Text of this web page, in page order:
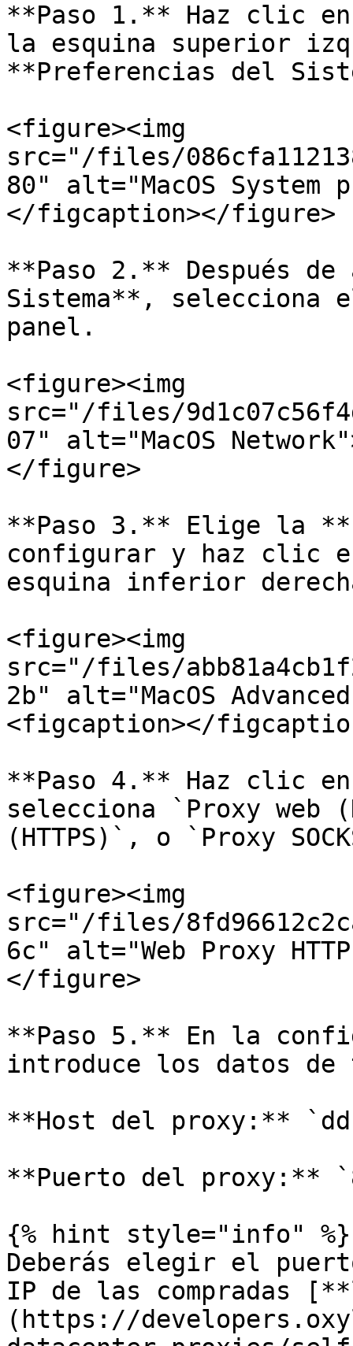
**Paso 1.** Haz clic
la esquina superior
**Preferencias del
<figure><img
src="/files/
80" alt="MacOS System
</figcaption></figure>
**Paso 2.** Después
Sistema**, selecciona
panel.
<figure><img
src="/files/
07" alt="MacOS
</figure>
**Paso 3.** Elige la
configurar y haz clic
esquina inferior
<figure><img
src="/files/
2b" alt="MacOS
<figcaption></
**Paso 4.** Haz clic
selecciona `Proxy web
(HTTPS)`, o `Proxy
<figure><img
src="/files/
6c" alt="Web Proxy
</figure>
**Paso 5.** En la
introduce los datos de
**Host del proxy:**
**Puerto del proxy:**
{% hint style="info" %}
Deberás elegir el
IP de las compradas
(https://